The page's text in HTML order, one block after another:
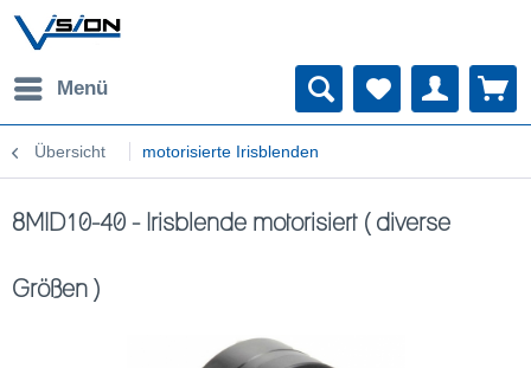
Menü
Übersicht motorisierte Irisblenden
8MID10-40 - Irisblende motorisiert ( diverse
Größen )